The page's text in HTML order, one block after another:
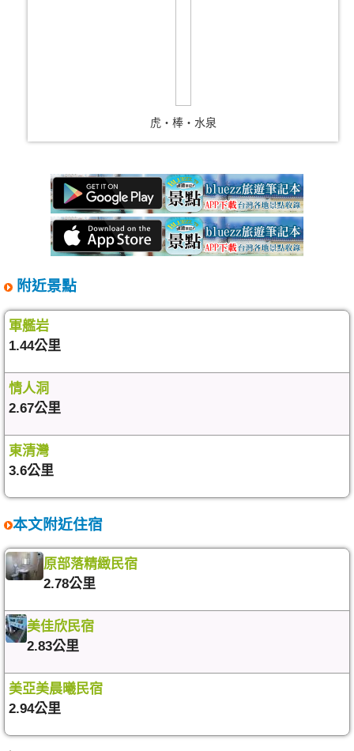
虎‧棒‧水泉
附近景點
軍艦岩
1.44公里
情人洞
2.67公里
東清灣
3.6公里
本文附近住宿
原部落精緻民宿
2.78公里
美佳欣民宿
2.83公里
美亞美晨曦民宿
2.94公里